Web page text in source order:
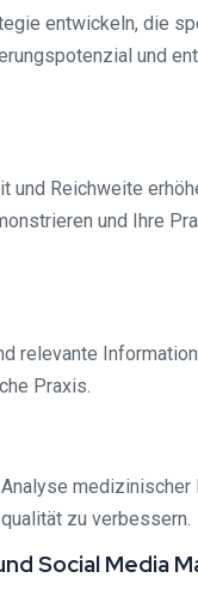
entwickeln, die
und
Reichweite
und Ihre
relevante
Praxis.
zu verbessern.
Social Media